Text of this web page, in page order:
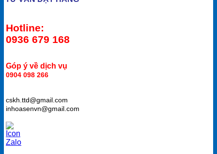
Hotline:
0936 679 168
Góp ý về dịch vụ
0904 098 266
cskh.ttd@gmail.com
inhoasenvn@gmail.com